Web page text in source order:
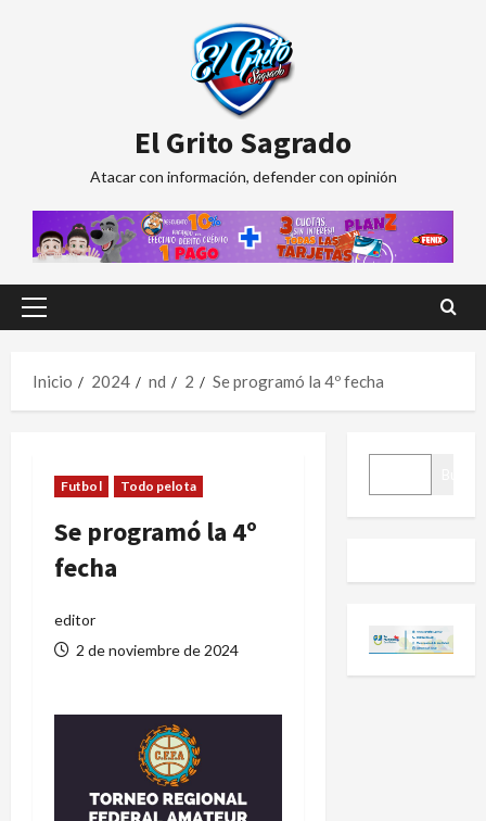
El Grito Sagrado
Atacar con información, defender con opinión
Menú
Inicio
2024 nd 2 Se programó la 4º fecha
Futbol Todo pelota
Se programó la 4º
fecha
editor
2 de noviembre de 2024